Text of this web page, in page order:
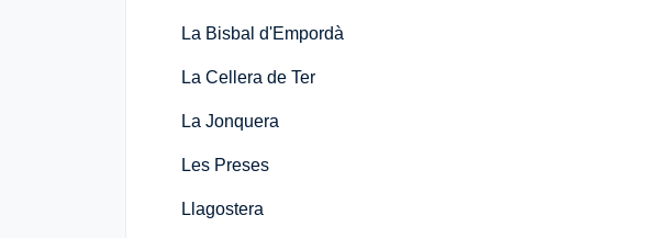
La Bisbal d'Empordà
La Cellera de Ter
La Jonquera
Les Preses
Llagostera